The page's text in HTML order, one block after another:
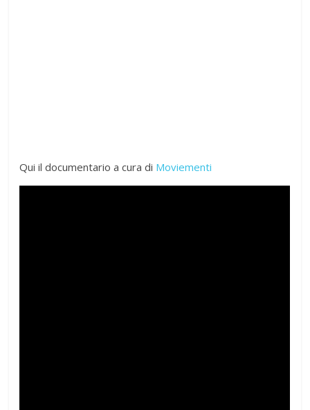
Qui il documentario a cura di Moviementi